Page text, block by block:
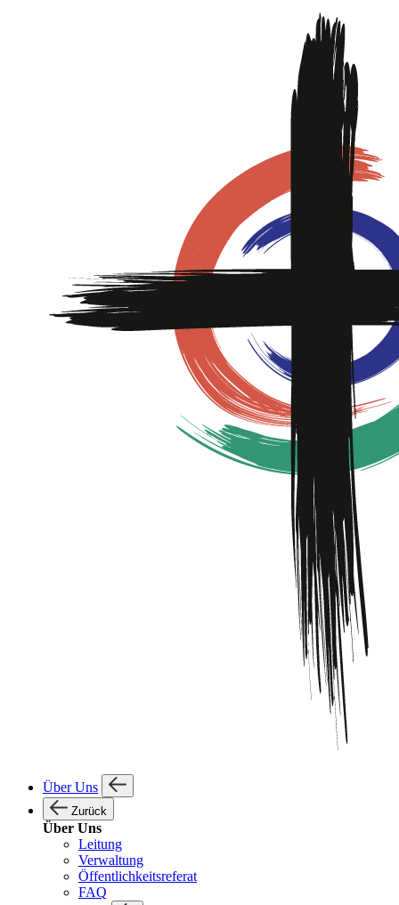
Über Uns
Zurück
Über Uns
Leitung
Verwaltung
Öffentlichkeitsreferat
FAQ